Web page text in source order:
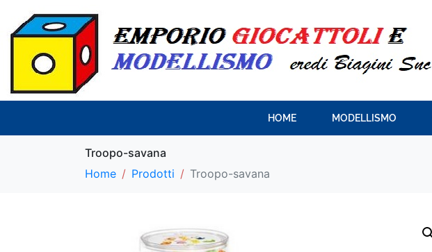
HOME MODELLISMO
Troopo-savana
Home
Prodotti Troopo-savana